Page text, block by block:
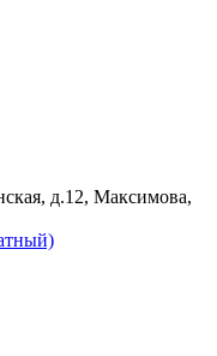
д.12, Максимова,